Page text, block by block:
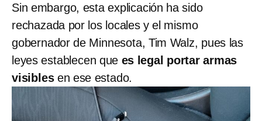
Sin embargo, esta explicación ha sido
rechazada por los locales y el mismo
gobernador de Minnesota, Tim Walz, pues las
leyes establecen que es legal portar armas
visibles en ese estado.